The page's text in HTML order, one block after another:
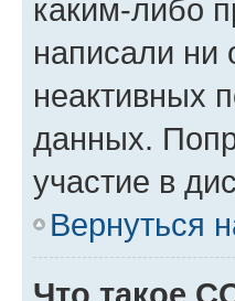
каким-либо
написали ни
неактивных
данных.
участие в
Вернуться